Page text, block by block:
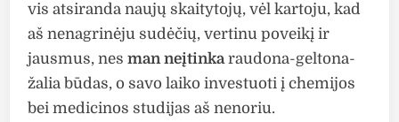
vis atsiranda naujų skaitytojų, vėl kartoju, kad
aš nenagrinėju sudėčių, vertinu poveikį ir
jausmus, nesman neįtinkaraudona-geltona-
žalia būdas, o savo laiko investuoti į chemijos
bei medicinos studijas aš nenoriu.